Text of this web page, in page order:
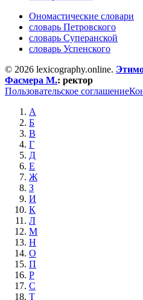
Ономастические словари
словарь Петровского
словарь Суперанской
словарь Успенского
© 2026 lexicography.online.
Фасмера М.: ректор
Пользовательское соглашение
А
Б
В
Г
Д
Е
Ж
З
И
К
Л
М
Н
О
П
Р
С
Т